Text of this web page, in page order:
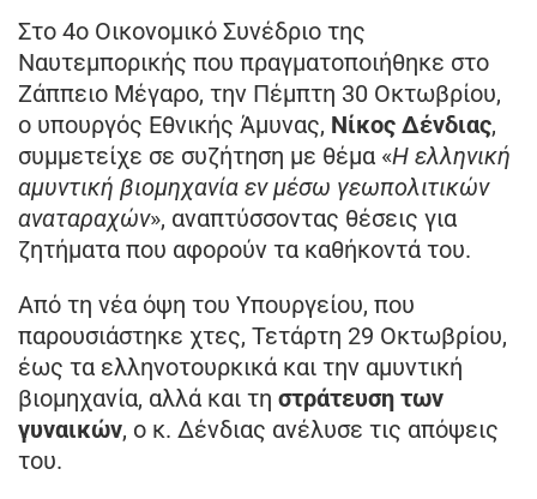
Στο 4ο Οικονομικό Συνέδριο της
Ναυτεμπορικής που πραγματοποιήθηκε στο
Ζάππειο Μέγαρο, την Πέμπτη 30 Οκτωβρίου,
ο υπουργός Εθνικής Άμυνας, Νίκος Δένδιας,
συμμετείχε σε συζήτηση με θέμα «Η ελληνική
αμυντική βιομηχανία εν μέσω γεωπολιτικών
αναταραχών», αναπτύσσοντας θέσεις για
ζητήματα που αφορούν τα καθήκοντά του.
Από τη νέα όψη του Υπουργείου, που
παρουσιάστηκε χτες, Τετάρτη 29 Οκτωβρίου,
έως τα ελληνοτουρκικά και την αμυντική
βιομηχανία, αλλά και τη στράτευση των
γυναικών, ο κ. Δένδιας ανέλυσε τις απόψεις
του.